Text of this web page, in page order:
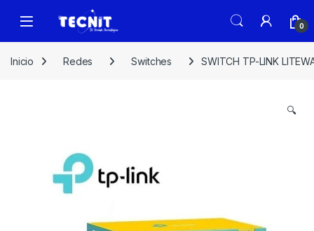
0
Inicio Redes Switches SWITCH TP-LINK
🔍